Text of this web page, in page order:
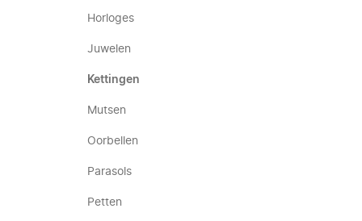
Horloges
Juwelen
Kettingen
Mutsen
Oorbellen
Parasols
Petten